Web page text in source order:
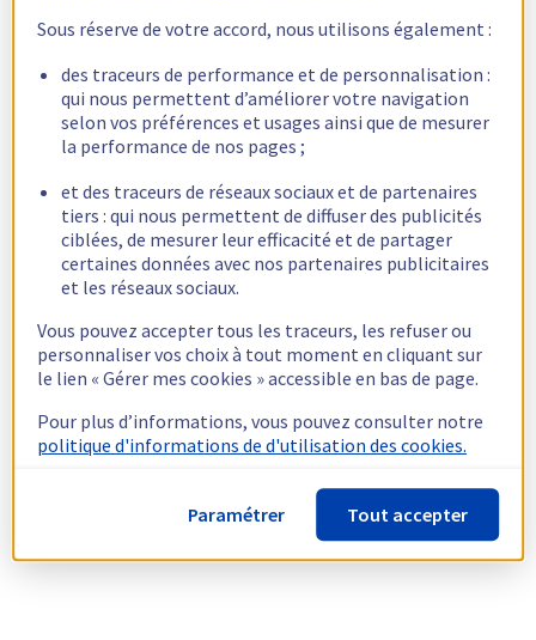
Sous réserve de votre accord, nous utilisons également :
des traceurs de performance et de personnalisation :
qui nous permettent d’améliorer votre navigation
selon vos préférences et usages ainsi que de mesurer
la performance de nos pages ;
et des traceurs de réseaux sociaux et de partenaires
tiers : qui nous permettent de diffuser des publicités
ciblées, de mesurer leur efficacité et de partager
certaines données avec nos partenaires publicitaires
et les réseaux sociaux.
Vous pouvez accepter tous les traceurs, les refuser ou
personnaliser vos choix à tout moment en cliquant sur
le lien « Gérer mes cookies » accessible en bas de page.
Pour plus d’informations, vous pouvez consulter notre
politique d'informations de d'utilisation des cookies.
Paramétrer Tout accepter